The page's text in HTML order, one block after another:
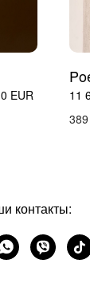
EUR
11
389
контакты: